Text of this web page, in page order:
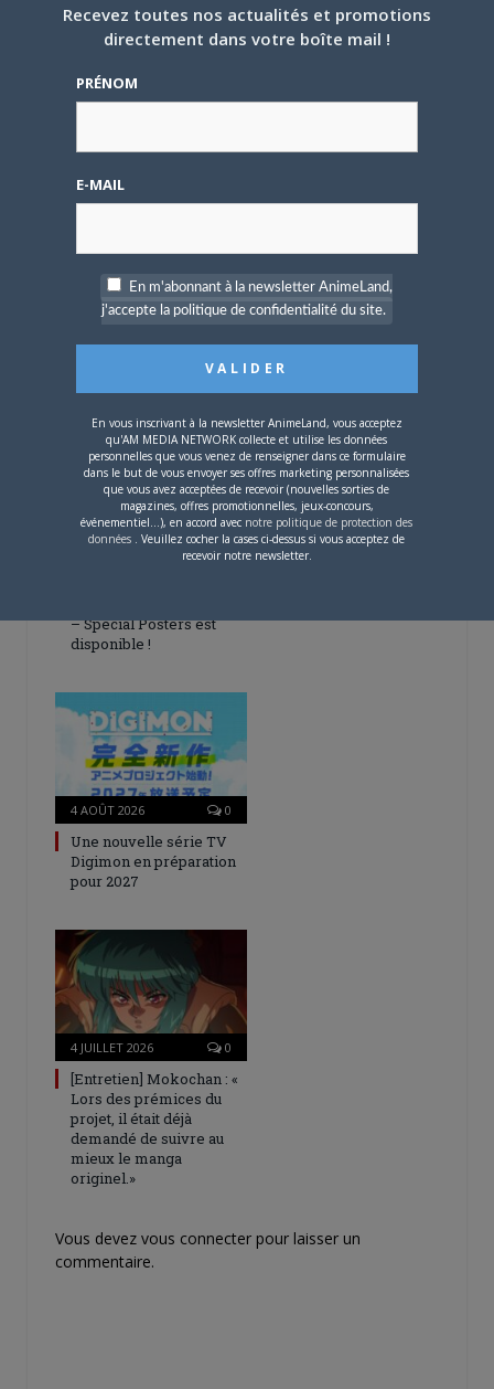
Cliquez
pour
sur
Twitter(ouvre
dans
Cliquez
pour
dans
Cliquez
pour
(ouvre
fenêtre)
Tumblr Email
A PROPOS DE L'AUTEUR
NESSA
ARTICLES LIÉS
– Spécial Posters est
disponible !
4 AOÛT 2026 0
Une nouvelle série TV
Digimon en préparation
pour 2027
4 JUILLET 2026 0
[Entretien] Mokochan : «
Lors des prémices du
projet, il était déjà
demandé de suivre au
mieux le manga
originel.»
Vous devez vous connecter pour laisser un
commentaire.
Recevez toutes nos actualités et promotions
directement dans votre boîte mail !
PRÉNOM
E-MAIL
En m'abonnant à la newsletter AnimeLand,
j'accepte la politique de confidentialité du site.
En vous inscrivant à la newsletter AnimeLand, vous acceptez
qu'AM MEDIA NETWORK collecte et utilise les données
personnelles que vous venez de renseigner dans ce formulaire
dans le but de vous envoyer ses offres marketing personnalisées
que vous avez acceptées de recevoir (nouvelles sorties de
magazines, offres promotionnelles, jeux-concours,
événementiel...), en accord avec notre politique de protection des
données . Veuillez cocher la cases ci-dessus si vous acceptez de
recevoir notre newsletter.